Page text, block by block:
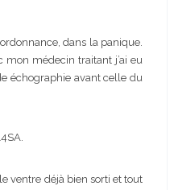
dans la panique.
mon médecin traitant j’ai eu
échographie avant celle du
ventre déjà bien sorti et tout